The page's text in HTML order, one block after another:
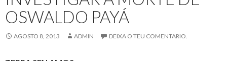
OSWALDO PAYÁ
AGOSTO 8, 2013 ADMIN DEIXA O TEU COMENTARIO.